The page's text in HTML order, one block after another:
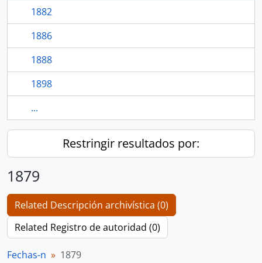
1882
1886
1888
1898
...
Restringir resultados por:
1879
Related Descripción archivística (0)
Related Registro de autoridad (0)
Fechas-n 1879